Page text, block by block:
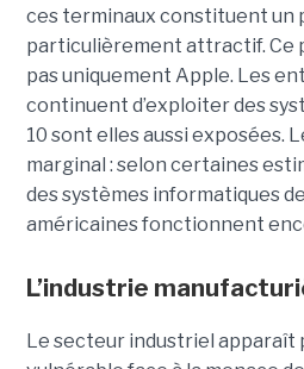
ces terminaux constituent un
particulièrement attractif. Ce
pas uniquement Apple. Les
continuent d’exploiter des
10 sont elles aussi exposées.
marginal : selon certaines
des systèmes informatiques
américaines fonctionnent
L’industrie
Le secteur industriel